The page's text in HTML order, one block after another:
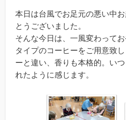
本日は台風でお足元の悪い中
とうございました。
そんな今日は、一風変わって
タイプのコーヒーをご用意致
ーと違い、香りも本格的。い
れたように感じます。